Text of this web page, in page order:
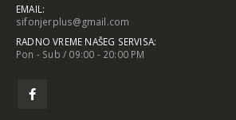
EMAIL:
sifonjerplus@gmail.com
RADNO VREME NAŠEG SERVISA:
Pon - Sub / 09:00 - 20:00 PM